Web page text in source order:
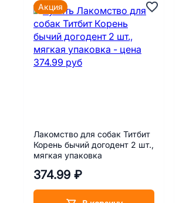
Лакомство для собак Титбит
Корень бычий догодент 2 шт.,
мягкая упаковка
374.99 ₽
Акция